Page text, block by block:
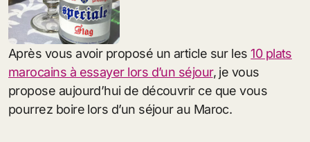
Après vous avoir proposé un article sur les10 plats
marocains à essayer lors d’un séjour, je vous
propose aujourd’hui de découvrir ce que vous
pourrez boire lors d’un séjour au Maroc.